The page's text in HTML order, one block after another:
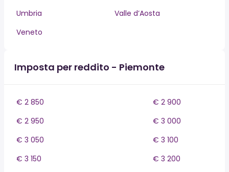
Umbria
Valle d’Aosta
Veneto
Imposta per reddito - Piemonte
€ 2 850
€ 2 900
€ 2 950
€ 3 000
€ 3 050
€ 3 100
€ 3 150
€ 3 200